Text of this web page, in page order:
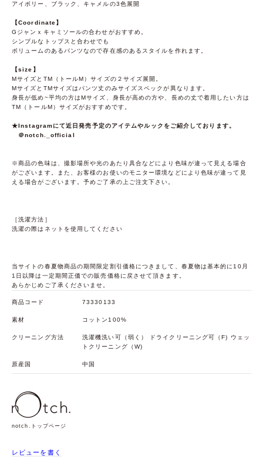
アイボリー、ブラック、キャメルの3色展開
【Coordinate】
Gジャンｘキャミソールの合わせがおすすめ。
シンプルなトップスと合わせでも
ボリュームのあるパンツなので存在感のあるスタイルを作れます。
【size】
MサイズとTM（トールM）サイズの２サイズ展開。
MサイズとTMサイズはパンツ丈のみサイズスペックが異なります。
身長が低め~平均の方はMサイズ、身長が高めの方や、長めの丈で着用したい方は
TM（トールM）サイズがおすすめです。
★Instagramにて近日発売予定のアイテムやルックをご紹介しております。
＠notch._official
※商品の色味は、撮影場所や光のあたり具合などにより色味が違って見える場合
がございます。また、お客様のお使いのモニター環境などにより色味が違って見
える場合がございます。予めご了承の上ご注文下さい。
［洗濯方法］
洗濯の際はネットを使用してください
当サイトの春夏物商品の期間限定割引価格につきまして、春夏物は基本的に10月
1日以降は一定期間正価での販売価格に戻させて頂きます。
あらかじめご了承くださいませ。
商品コード 73330133
素材 コットン100%
クリーニング方法
洗濯機洗い可（弱く） ドライクリーニング可（F) ウェッ
トクリーニング（W)
原産国 中国
notch.トップページ
レビューを書く